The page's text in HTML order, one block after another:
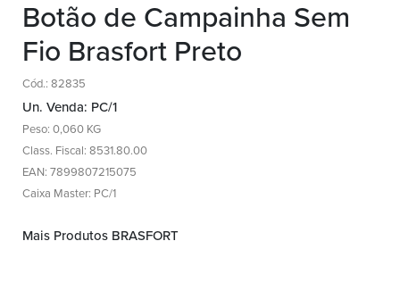
Botão de Campainha Sem
Fio Brasfort Preto
Cód.: 82835
Un. Venda: PC/1
Peso: 0,060 KG
Class. Fiscal: 8531.80.00
EAN: 7899807215075
Caixa Master: PC/1
Mais Produtos BRASFORT